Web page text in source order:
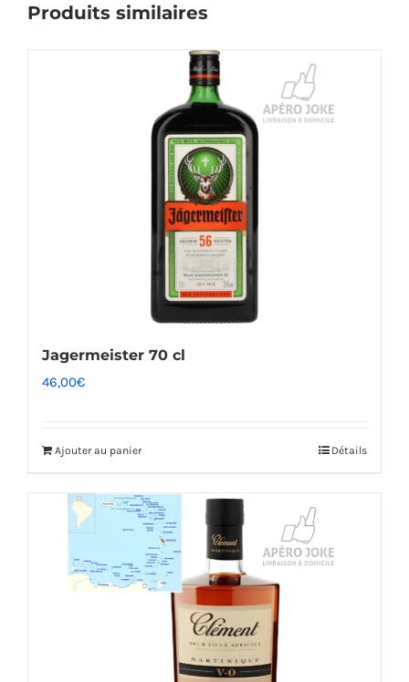
Produits similaires
Jagermeister 70 cl
46,00€
Ajouter au panier Détails